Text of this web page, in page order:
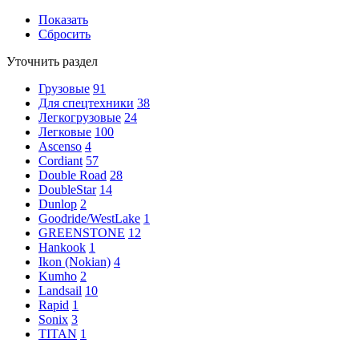
Показать
Сбросить
Уточнить раздел
Грузовые 91
Для спецтехники 38
Легкогрузовые 24
Легковые 100
Ascenso 4
Cordiant 57
Double Road 28
DoubleStar 14
Dunlop 2
Goodride/WestLake 1
GREENSTONE 12
Hankook 1
Ikon (Nokian) 4
Kumho 2
Landsail 10
Rapid 1
Sonix 3
TITAN 1